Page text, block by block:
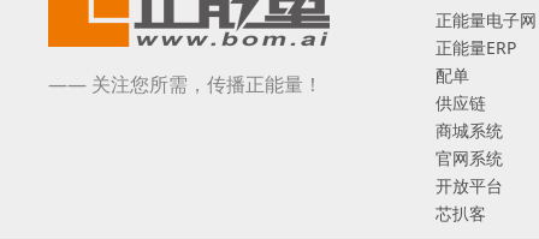
—— 关注您所需，传播正能量！
正能量电子网
正能量ERP
配单
供应链
商城系统
官网系统
开放平台
芯扒客